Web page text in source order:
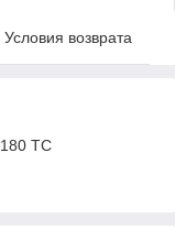
Условия возврата
ТС